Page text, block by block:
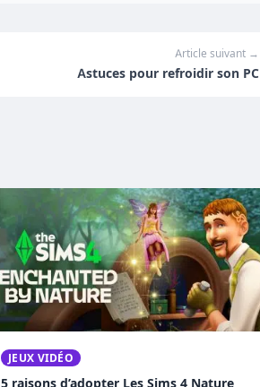
Article suivant →
Astuces pour refroidir son PC
JEUX VIDÉO
5 raisons d’adopter Les Sims 4 Nature